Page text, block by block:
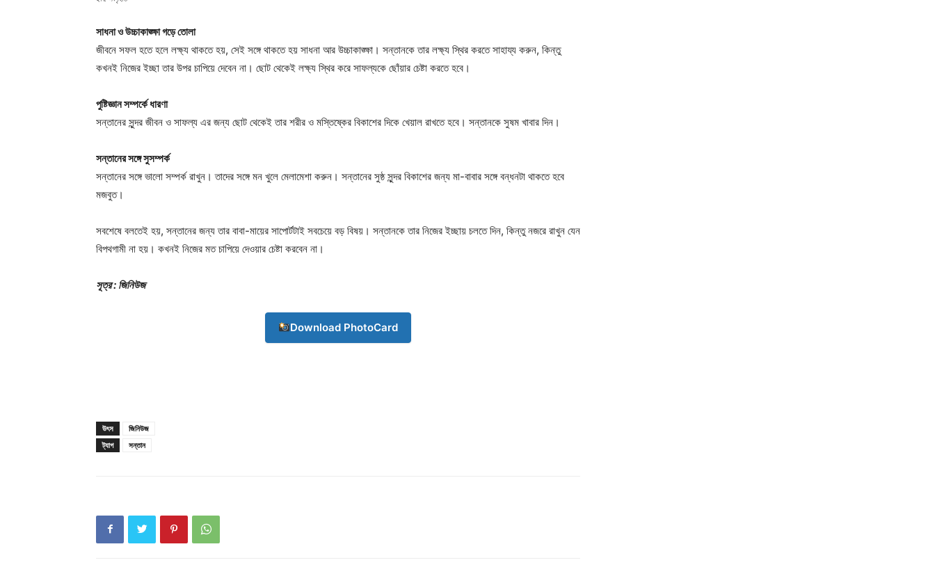
Champs21
Company
সাধনা ও উচ্চাকাঙ্ক্ষা গড়ে তোলা
জীবনে সফল হতে হলে লক্ষ্য থাকতে হয়, সেই সঙ্গে থাকতে হয় সাধনা আর উচ্চাকাঙ্ক্ষা। সন্তানকে তার লক্ষ্য স্থির করতে সাহায্য করুন, কিন্তু
কখনই নিজের ইচ্ছা তার উপর চাপিয়ে দেবেন না। ছোট থেকেই লক্ষ্য স্থির করে সাফল্যকে ছোঁয়ার চেষ্টা করতে হবে।
পুষ্টিজ্ঞান সম্পর্কে ধারণা
সন্তানের সুন্দর জীবন ও সাফল্য এর জন্য ছোট থেকেই তার শরীর ও মস্তিষ্কের বিকাশের দিকে খেয়াল রাখতে হবে। সন্তানকে সুষম খাবার দিন।
সন্তানের সঙ্গে সুসম্পর্ক
সন্তানের সঙ্গে ভালো সম্পর্ক রাখুন। তাদের সঙ্গে মন খুলে মেলামেশা করুন। সন্তানের সুষ্ঠ সুন্দর বিকাশের জন্য মা-বাবার সঙ্গে বন্ধনটা থাকতে হবে
মজবুত।
সবশেষে বলতেই হয়, সন্তানের জন্য তার বাবা-মায়ের সাপোর্টটাই সবচেয়ে বড় বিষয়। সন্তানকে তার নিজের ইচ্ছায় চলতে দিন, কিন্তু নজরে রাখুন যেন
বিপথগামী না হয়। কখনই নিজের মত চাপিয়ে দেওয়ার চেষ্টা করবেন না।
সূত্র : জিনিউজ
Download PhotoCard
উৎস
জিনিউজ
ট্যাগ
সন্তান